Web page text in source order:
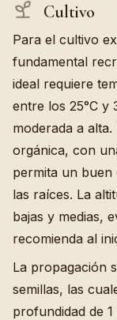
Cultivo
Para el cultivo
fundamental
ideal requiere
entre los 25°C y
moderada a
orgánica, con
permita un buen
las raíces. La
bajas y medias,
recomienda al
La propagación
semillas, las
profundidad de